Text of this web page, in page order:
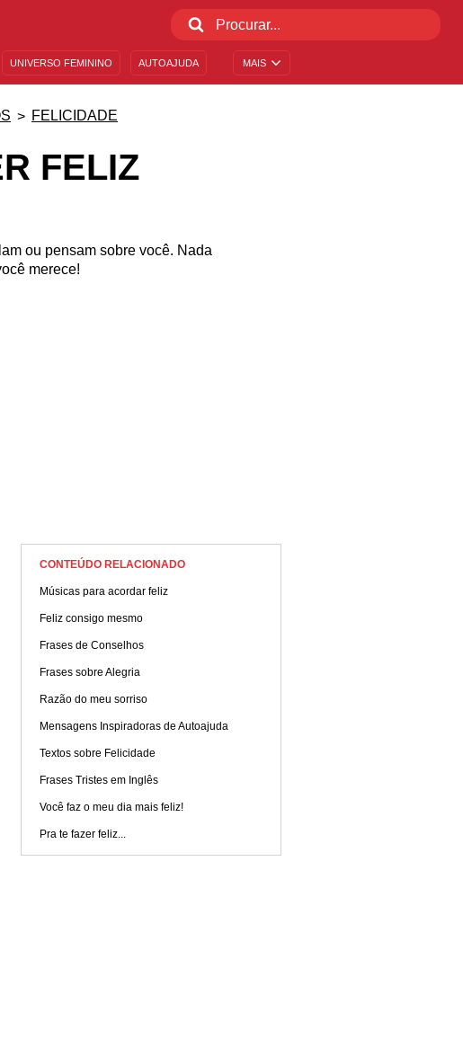
MAIS
UNIVERSO FEMININO AUTOAJUDA
FELICIDADE
FELIZ
ou pensam sobre você. Nada
merece!
CONTEÚDO RELACIONADO
Músicas para acordar feliz
Feliz consigo mesmo
Frases de Conselhos
Frases sobre Alegria
Razão do meu sorriso
Mensagens Inspiradoras de Autoajuda
Textos sobre Felicidade
Frases Tristes em Inglês
Você faz o meu dia mais feliz!
Pra te fazer feliz...